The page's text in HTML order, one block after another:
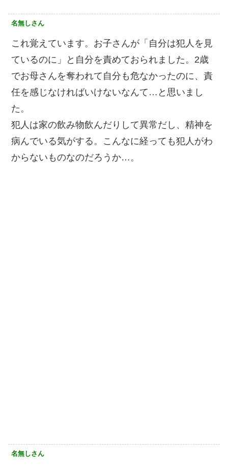
名無しさん
これ覚えています。お子さんが「自分は犯人を見
ているのに」と自分を責めておられました。2歳
でお母さんを奪われて自分も危なかったのに、責
任を感じなければいけないなんて…と思いまし
た。
犯人は家の飲み物飲んだりして異常だし、精神を
病んでいる気がする。こんなに経っても犯人がわ
からないものなのだろうか…。
名無しさん